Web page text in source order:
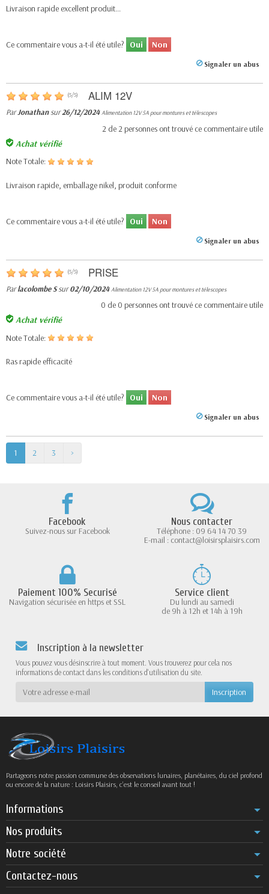
Livraison rapide excellent produit...
Ce commentaire vous a-t-il été utile? Oui Non
Signaler un abus
(5/5) ALIM 12V
ParJonathansur26/12/2024 Alimentation 12V 5A pour montures et télescopes
2 de2personnes ont trouvé ce commentaire utile
Achat vérifié
Note Totale:
Livraison rapide, emballage nikel, produit conforme
Ce commentaire vous a-t-il été utile? Oui Non
Signaler un abus
(5/5) PRISE
Parlacolombe Ssur02/10/2024 Alimentation 12V 5A pour montures et télescopes
0 de 0 personnes ont trouvé ce commentaire utile
Achat vérifié
Note Totale:
Ras rapide efficacité
Ce commentaire vous a-t-il été utile? Oui Non
Signaler un abus
1 2 3 >
Facebook
Suivez-nous sur Facebook
Nous contacter
Téléphone : 09 64 14 70 39
E-mail : contact@loisirsplaisirs.com
Paiement 100% Securisé
Navigation sécurisée en https et SSL
Service client
Du lundi au samedi
de 9h à 12h et 14h à 19h
Inscription à la newsletter
Vous pouvez vous désinscrire à tout moment. Vous trouverez pour cela nos
informations de contact dans les conditions d'utilisation du site.
Partageons notre passion commune des observations lunaires, planétaires, du ciel profond
ou encore de la nature : Loisirs Plaisirs, c’est le conseil avant tout !
Informations
Nos produits
Notre société
Contactez-nous